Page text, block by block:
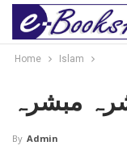
Home Islam
مبشرہ
By Admin